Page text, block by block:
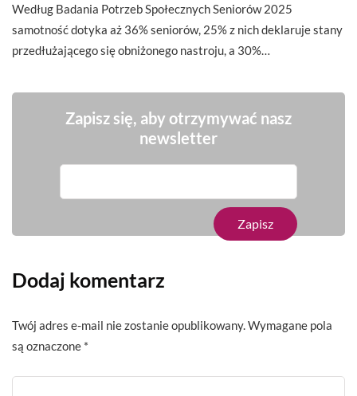
Według Badania Potrzeb Społecznych Seniorów 2025
samotność dotyka aż 36% seniorów, 25% z nich deklaruje stany
przedłużającego się obniżonego nastroju, a 30%…
Zapisz się, aby otrzymywać nasz
newsletter
Dodaj komentarz
Twój adres e-mail nie zostanie opublikowany.Wymagane pola
są oznaczone *